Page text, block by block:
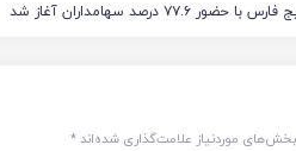
درصد سهامداران آغاز شد
بخش‌های موردنیاز علامت‌گذاری شده‌اند*